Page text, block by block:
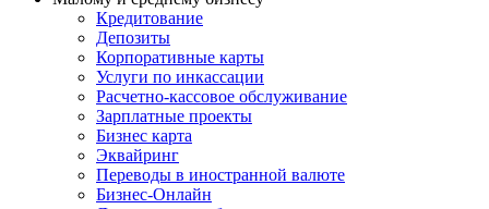
Кредитование
Депозиты
Корпоративные карты
Услуги по инкассации
Расчетно-кассовое обслуживание
Зарплатные проекты
Бизнес карта
Эквайринг
Переводы в иностранной валюте
Бизнес-Онлайн